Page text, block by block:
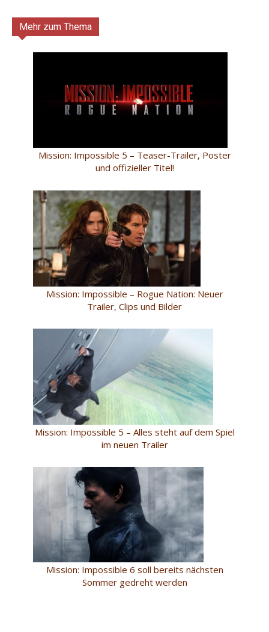
Mehr zum Thema
Mission: Impossible 5 – Teaser-Trailer, Poster
und offizieller Titel!
Mission: Impossible – Rogue Nation: Neuer
Trailer, Clips und Bilder
Mission: Impossible 5 – Alles steht auf dem Spiel
im neuen Trailer
Mission: Impossible 6 soll bereits nächsten
Sommer gedreht werden